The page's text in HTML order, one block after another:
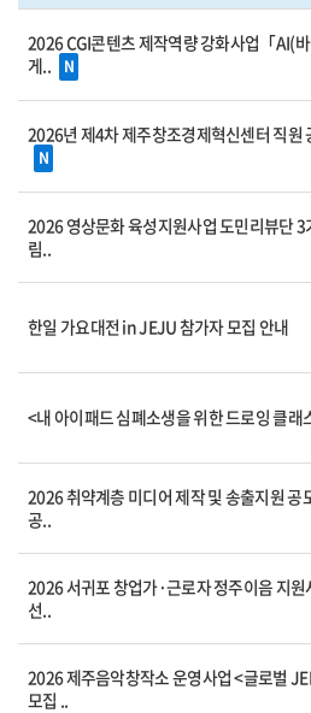
2026 CGI콘텐츠 제작역량 강화사업「AI(
게..
N
2026년 제4차 제주창조경제혁신센터 직원
N
2026 영상문화 육성지원사업 도민리뷰단 3
림..
한일 가요대전 in JEJU 참가자 모집 안내
<내 아이패드 심폐소생을 위한 드로잉 클래
2026 취약계층 미디어 제작 및 송출지원 공
공..
2026 서귀포 창업가·근로자 정주이음 지
선..
2026 제주음악창작소 운영사업 <글로벌
모집 ..